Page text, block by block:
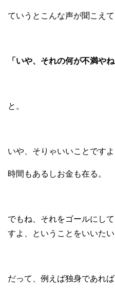
ていうとこんな声が聞こえて
「いや、それの何が不満やね
と。
いや、そりゃいいことですよ
時間もあるしお金も在る。
でもね、それをゴールにし
すよ、ということをいいたい
だって、例えば独身であれ